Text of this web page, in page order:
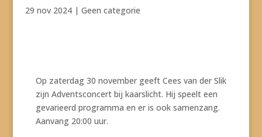
29 nov 2024| Geen categorie
Op zaterdag 30 november geeft Cees van der Slik
zijn Adventsconcert bij kaarslicht. Hij speelt een
gevarieerd programma en er is ook samenzang.
Aanvang 20:00 uur.